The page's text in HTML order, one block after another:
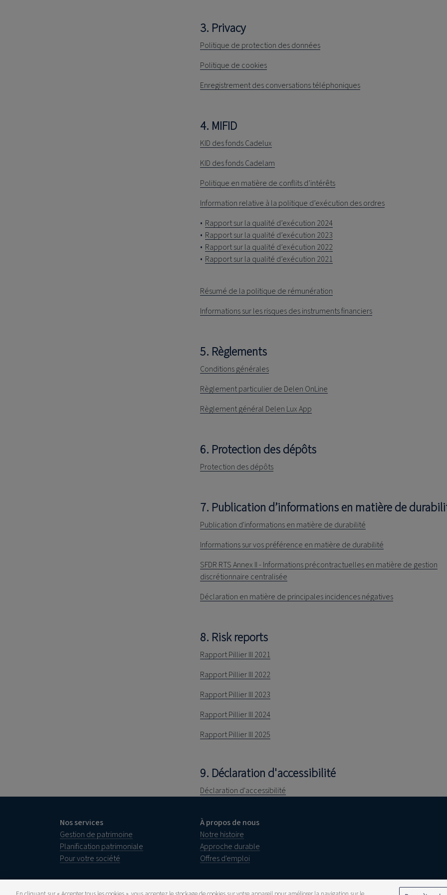
3. Privacy
Politique de protection des données
Politique de cookies
Enregistrement des conversations téléphoniques
4. MIFID
KID des fonds Cadelux
KID des fonds Cadelam
Politique en matière de conflits d’intérêts
Information relative à la politique d’exécution des ordres
Rapport sur la qualité d’exécution 2024
Rapport sur la qualité d’exécution 2023
Rapport sur la qualité d’exécution 2022
Rapport sur la qualité d’exécution 2021
Résumé de la politique de rémunération
Informations sur les risques des instruments financiers
5. Règlements
Conditions générales
Règlement particulier de Delen OnLine
Règlement général Delen Lux App
6. Protection des dépôts
Protection des dépôts
7. Publication d’informations en matière de
Publication d'informations en matière de durabilité
Informations sur vos préférence en matière de durabilité
SFDR RTS Annex II - Informations précontractuelles en matière de gestion
discrétionnaire centralisée
Déclaration en matière de principales incidences négatives
8. Risk reports
Rapport Pillier III 2021
Rapport Pillier III 2022
Rapport Pillier III 2023
Rapport Pillier III 2024
Rapport Pillier III 2025
9. Déclaration d'accessibilité
Déclaration d'accessibilité
Nos services
Gestion de patrimoine
Planification patrimoniale
Pour votre société
À propos de nous
Notre histoire
Approche durable
Offres d'emploi